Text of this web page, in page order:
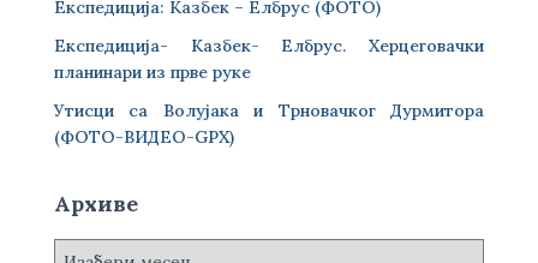
Експедиција: Казбек – Елбрус (ФОТО)
Експедиција- Казбек- Елбрус. Херцеговачки
планинари из прве руке
Утисци са Волујака и Трновачког Дурмитора
(ФОТО-ВИДЕО-GPX)
Архиве
А